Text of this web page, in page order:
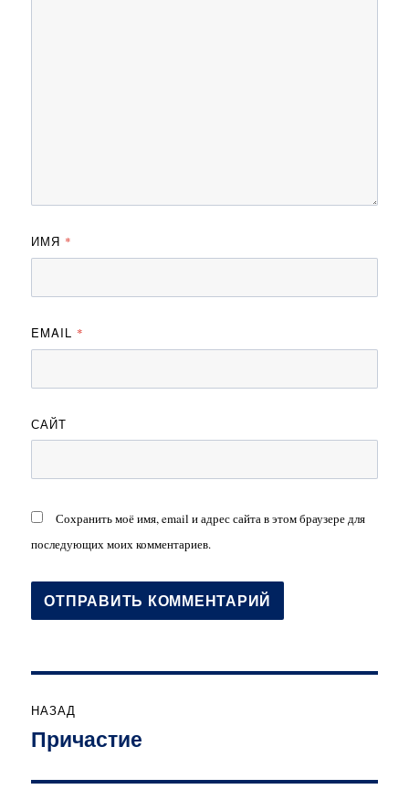
ИМЯ *
EMAIL *
САЙТ
Сохранить моё имя, email и адрес сайта в этом браузере для
последующих моих комментариев.
по
НАЗАД
Предыдущая
Причастие